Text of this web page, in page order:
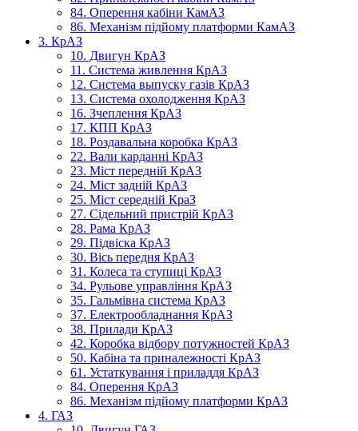
84. Оперення кабіни КамАЗ
86. Механізм підйому платформи КамАЗ
3. КрАЗ
10. Двигун КрАЗ
11. Система живлення КрАЗ
12. Система выпуску газів КрАЗ
13. Система охолодження КрАЗ
16. Зчеплення КрАЗ
17. КПП КрАЗ
18. Роздавальна коробка КрАЗ
22. Вали карданні КрАЗ
23. Міст передній КрАЗ
24. Міст задній КрАЗ
25. Міст середній КраЗ
27. Сідельний пристрій КрАЗ
28. Рама КрАЗ
29. Підвіска КрАЗ
30. Вісь передня КрАЗ
31. Колеса та ступиці КрАЗ
34. Рульове управління КрАЗ
35. Гальмівна система КрАЗ
37. Електрообладнання КрАЗ
38. Прилади КрАЗ
42. Коробка відбору потужностей КрАЗ
50. Кабіна та приналежності КрАЗ
61. Устаткування і приладдя КрАЗ
84. Оперення КрАЗ
86. Механізм підйому платформи КрАЗ
4. ГАЗ